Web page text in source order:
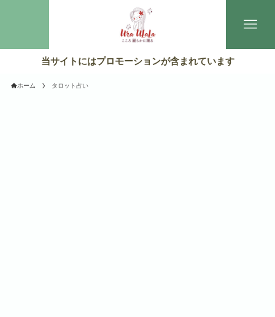
当サイトにはプロモーションが含まれています
ホーム タロット占い